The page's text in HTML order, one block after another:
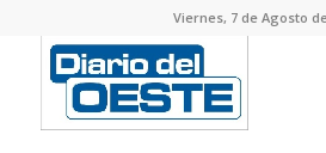
Viernes, 7 de Agosto